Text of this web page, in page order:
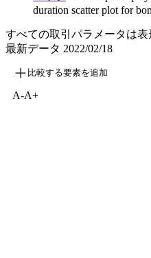
duration scatter plot for
すべての取引パラメータは
最新データ 2022/02/18
比較する要素を追加